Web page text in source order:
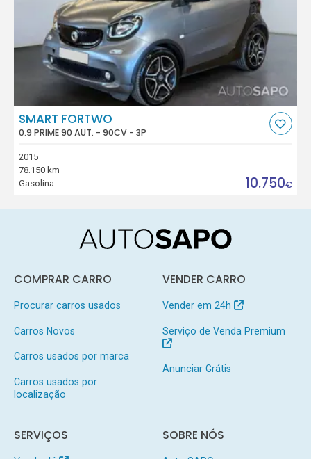
SMART FORTWO
0.9 PRIME 90 AUT. - 90CV - 3P
2015
78.150 km
Gasolina
10.750€
COMPRAR CARRO
Procurar carros usados
Carros Novos
Carros usados por marca
Carros usados por
localização
VENDER CARRO
Vender em 24h
Serviço de Venda Premium
Anunciar Grátis
SERVIÇOS SOBRE NÓS